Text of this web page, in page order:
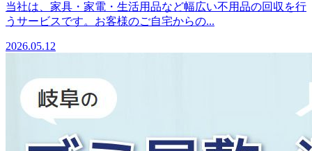
当社は、家具・家電・生活用品など幅広い不用品の回収を行
うサービスです。お客様のご自宅からの...
2026.05.12